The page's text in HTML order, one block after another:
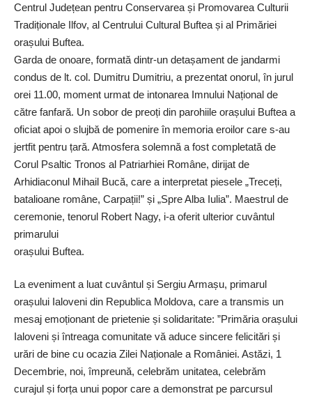
Centrul Județean pentru Conservarea și Promovarea Culturii
Tradiționale Ilfov, al Centrului Cultural Buftea și al Primăriei
orașului Buftea.
Garda de onoare, formată dintr-un detașament de jandarmi
condus de lt. col. Dumitru Dumitriu, a prezentat onorul, în jurul
orei 11.00, moment urmat de intonarea Imnului Național de
către fanfară. Un sobor de preoți din parohiile orașului Buftea a
oficiat apoi o slujbă de pomenire în memoria eroilor care s-au
jertfit pentru țară. Atmosfera solemnă a fost completată de
Corul Psaltic Tronos al Patriarhiei Române, dirijat de
Arhidiaconul Mihail Bucă, care a interpretat piesele „Treceți,
batalioane române, Carpații!” și „Spre Alba Iulia”. Maestrul de
ceremonie, tenorul Robert Nagy, i-a oferit ulterior cuvântul
primarului
orașului Buftea.
La eveniment a luat cuvântul și Sergiu Armașu, primarul
orașului Ialoveni din Republica Moldova, care a transmis un
mesaj emoționant de prietenie și solidaritate: ”Primăria orașului
Ialoveni și întreaga comunitate vă aduce sincere felicitări și
urări de bine cu ocazia Zilei Naționale a României. Astăzi, 1
Decembrie, noi, împreună, celebrăm unitatea, celebrăm
curajul și forța unui popor care a demonstrat pe parcursul